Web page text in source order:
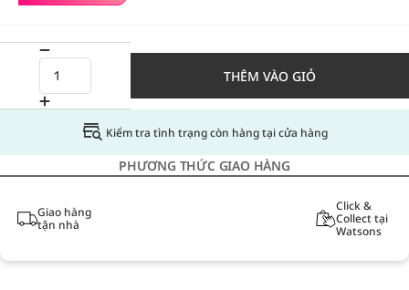
THÊM VÀO GIỎ
Kiểm tra tình trạng còn hàng tại cửa hàng
PHƯƠNG THỨC GIAO HÀNG
Giao hàng
tận nhà
Click &
Collect tại
Watsons